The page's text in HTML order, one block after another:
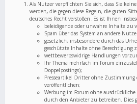
Als Nutzer verpflichten Sie sich, dass Sie
werden, die gegen diese Regeln, die guten
deutsches Recht verstoßen. Es ist Ihnen
beleidigende oder unwahre Inhalte zu
Spam über das System an andere
gesetzlich, insbesondere durch das
geschützte Inhalte ohne Berechtigung
wettbewerbswidrige Handlungen
Ihr Thema mehrfach im Forum
Doppelpostings);
Presseartikel Dritter ohne Zustimmung
veröffentlichen;
Werbung im Forum ohne
durch den Anbieter zu betreiben. Dies